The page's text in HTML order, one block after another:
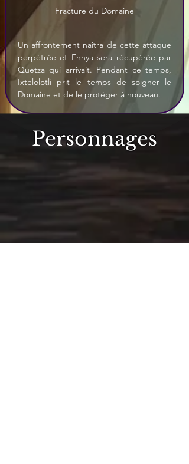
Fracture du Domaine
Un affrontement naîtra de cette attaque
perpétrée et Ennya sera récupérée par
Quetza qui arrivait. Pendant ce temps,
Ixtelolotli prit le temps de soigner le
Domaine et de le protéger à nouveau.
Personnages